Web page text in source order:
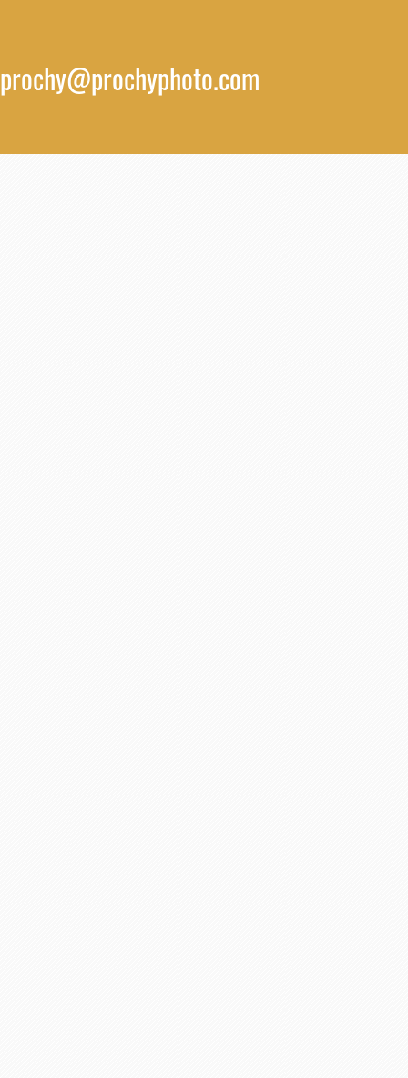
prochy@prochyphoto.com